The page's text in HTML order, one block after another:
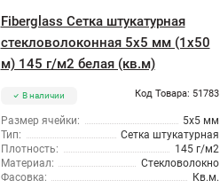
Fiberglass Сетка штукатурная
стекловолоконная 5x5 мм (1x50
м) 145 г/м2 белая (кв.м)
В наличии Код Товара: 51783
Размер ячейки:
5x5 мм
Тип:
Сетка штукатурная
Плотность:
145 г/м2
Материал:
Стекловолокно
Фасовка:
Кв.м.